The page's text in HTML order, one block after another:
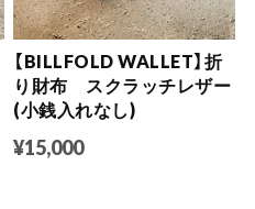
【BILLFOLD WALLET】折
り財布 スクラッチレザー
(小銭入れなし)
¥15,000